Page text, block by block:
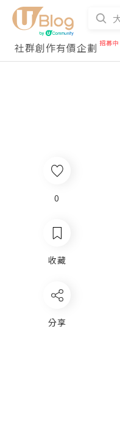
社群創作有價企劃
0
收藏
分享